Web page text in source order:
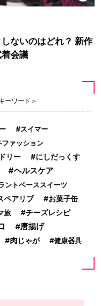
ないのはどれ？ 新作
着会議
ーワード＞
スイマー
ファッション
リー にしだっくす
ヘルスケア
ントベーススイーツ
ペアリブ
お菓子缶
旅 チーズレシピ
唐揚げ
肉じゃが
健康器具